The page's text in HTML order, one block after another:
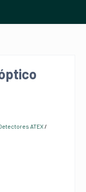
ATEX/